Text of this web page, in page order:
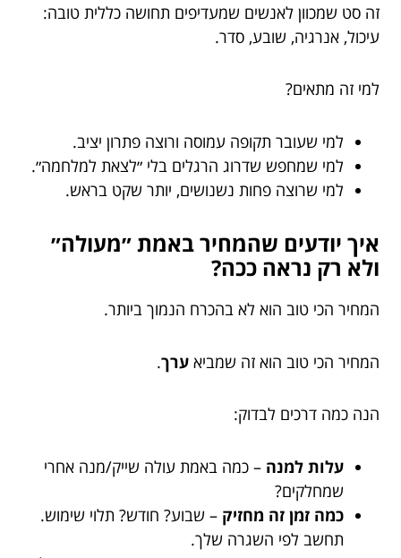
זה סט שמכוון לאנשים שמעדיפים תחושה כללית טובה:
עיכול, אנרגיה, שובע, סדר.
למי זה מתאים?
למי שעובר תקופה עמוסה ורוצה פתרון יציב.
למי שמחפש שדרוג הרגלים בלי ״לצאת למלחמה״.
למי שרוצה פחות נשנושים, יותר שקט בראש.
איך יודעים שהמחיר באמת ״מעולה״
ולא רק נראה ככה?
המחיר הכי טוב הוא לא בהכרח הנמוך ביותר.
המחיר הכי טוב הוא זה שמביא ערך.
הנה כמה דרכים לבדוק:
עלות למנה – כמה באמת עולה שייק/מנה אחרי
שמחלקים?
כמה זמן זה מחזיק – שבוע? חודש? תלוי שימוש.
תחשב לפי השגרה שלך.